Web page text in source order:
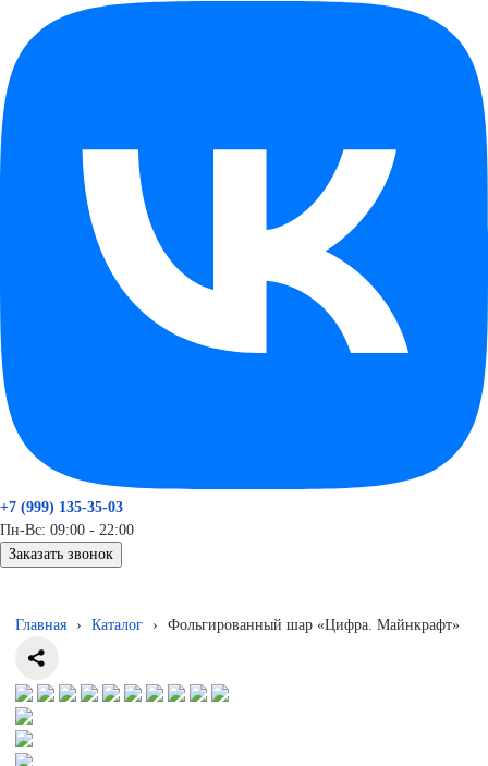
+7 (999) 135-35-03
Пн-Вс: 09:00 - 22:00
Заказать звонок
Главная › Каталог › Фольгированный шар «Цифра. Майнкрафт»